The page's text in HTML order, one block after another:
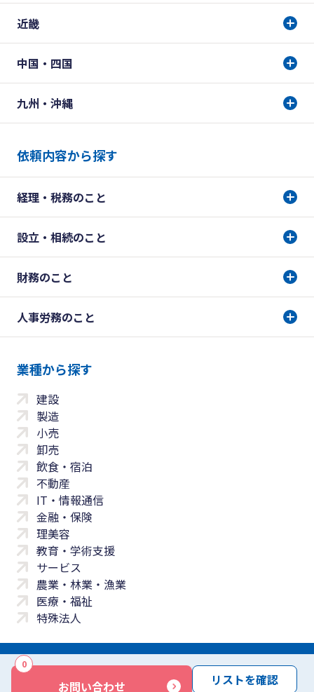
お問い合わせ
0
リストを確認
近畿
中国・四国
九州・沖縄
依頼内容から探す
経理・税務のこと
設立・相続のこと
財務のこと
人事労務のこと
業種から探す
建設
製造
小売
卸売
飲食・宿泊
不動産
IT・情報通信
金融・保険
理美容
教育・学術支援
サービス
農業・林業・漁業
医療・福祉
特殊法人
サイトマップ 免責事項 サービス利用規約
商標について反社会勢力に対する基本方針 お問い合わせ